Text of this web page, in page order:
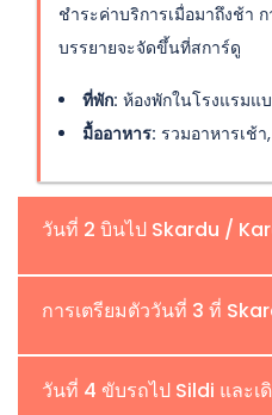
ชำระค่าบริการเมื่อมาถึงช้า
บรรยายจะจัดขึ้นที่สการ์ดู
ที่พัก: ห้องพักในโรงแรมแ
มื้ออาหาร: รวมอาหารเช้
วันที่ 2 บินไป Skardu /
สถานที่: Chilas/ Skardu | ควา
Skardu ในตอนเช้า Skardu
การเตรียมตัววันที่ 3 ที่
สถานที่:Skardu | ความสูง
วันที่ 4 ขับรถไป Sildi และเ